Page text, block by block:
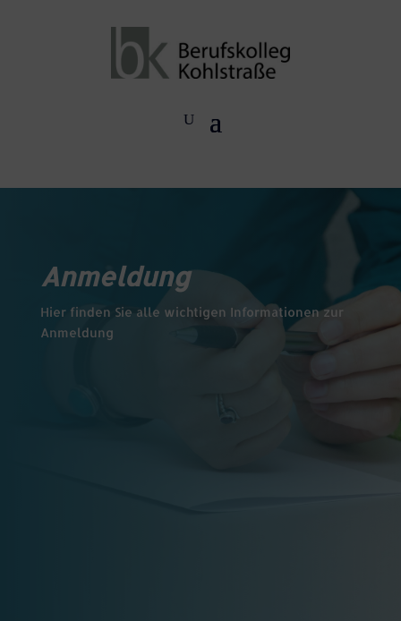
Anmeldung
Hier finden Sie alle wichtigen Informationen zur
Anmeldung